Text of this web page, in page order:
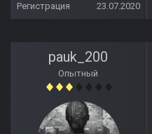
Регистрация
23.07.2020
pauk_200
Опытный